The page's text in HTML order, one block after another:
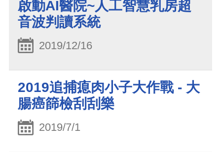
啟動AI醫院~人工智慧乳房超
音波判讀系統
2019/12/16
2019追捕瘜肉小子大作戰 - 大
腸癌篩檢刮刮樂
2019/7/1